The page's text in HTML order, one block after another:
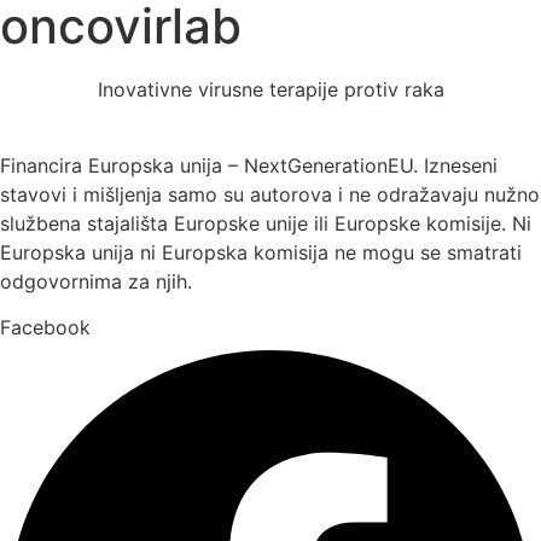
oncovirlab
Inovativne virusne terapije protiv raka
Financira Europska unija – NextGenerationEU. Izneseni
stavovi i mišljenja samo su autorova i ne odražavaju nužno
službena stajališta Europske unije ili Europske komisije. Ni
Europska unija ni Europska komisija ne mogu se smatrati
odgovornima za njih.
Facebook